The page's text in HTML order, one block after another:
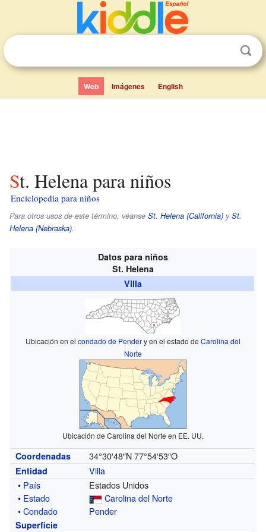
Web Imágenes English
St. Helena para niños
Enciclopedia para niños
Para otros usos de este término, véanse St. Helena (California) ySt.
Helena (Nebraska).
Datos para niños
St. Helena
Villa
Ubicación en el condado de Pendery en el estado de Carolina del
Norte
Ubicación de Carolina del Norte en EE. UU.
Coordenadas 34°30′48″N 77°54′53″O
Entidad
Villa
• País
Estados Unidos
• Estado
Carolina del Norte
•Condado Pender
Superficie